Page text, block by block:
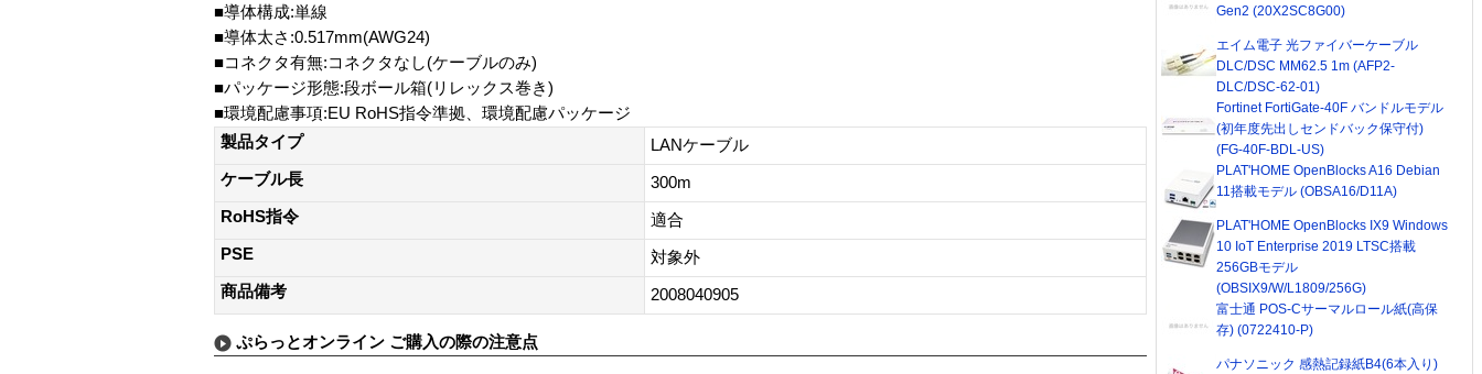
■導体構成:単線
■導体太さ:0.517mm(AWG24)
■コネクタ有無:コネクタなし(ケーブルのみ)
■パッケージ形態:段ボール箱(リレックス巻き)
■環境配慮事項:EU RoHS指令準拠、環境配慮パッケージ
製品タイプ
LANケーブル
ケーブル長
300m
RoHS指令
適合
PSE
対象外
商品備考
2008040905
ぷらっとオンライン ご購入の際の注意点
Gen2 (20X2SC8G00)
エイム電子 光ファイバーケーブル
DLC/DSC MM62.5 1m (AFP2-
DLC/DSC-62-01)
Fortinet FortiGate-40F バンドルモデル
(初年度先出しセンドバック保守付)
(FG-40F-BDL-US)
PLAT'HOME OpenBlocks A16 Debian
11搭載モデル (OBSA16/D11A)
PLAT'HOME OpenBlocks IX9 Windows
10 IoT Enterprise 2019 LTSC搭載
256GBモデル
(OBSIX9/W/L1809/256G)
富士通 POS-Cサーマルロール紙(高保
存) (0722410-P)
パナソニック 感熱記録紙B4(6本入り)